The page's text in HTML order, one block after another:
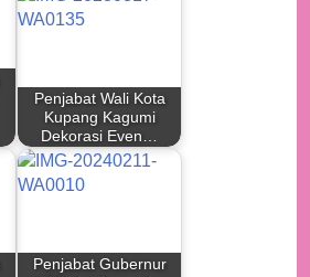
Penjabat Wali Kota
Kupang Kagumi
Dekorasi Even…
Penjabat Gubernur